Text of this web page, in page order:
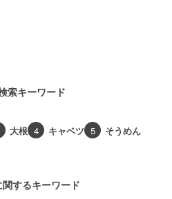
索キーワード
大根 4 キャベツ 5 そうめん
するキーワード